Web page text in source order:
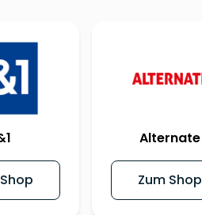
Alternate
Zum Shop